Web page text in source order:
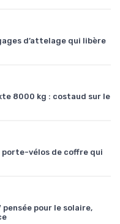
d’attelage qui libère
8000 kg : costaud sur le
porte-vélos de coffre qui
pensée pour le solaire,